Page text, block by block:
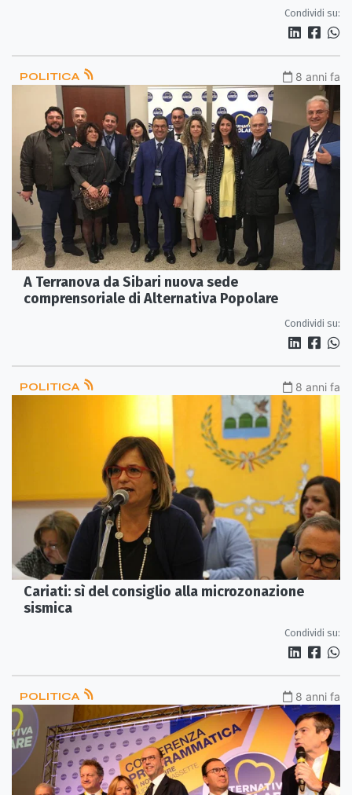
Condividi su:
POLITICA 8 anni fa
A Terranova da Sibari nuova sede
comprensoriale di Alternativa Popolare
Condividi su:
POLITICA 8 anni fa
Cariati: sì del consiglio alla microzonazione
sismica
Condividi su:
POLITICA 8 anni fa